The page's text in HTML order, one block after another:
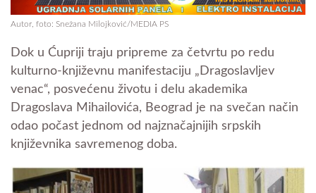
Autor, foto: Snežana Milojković/MEDIA PS
Dok u Ćupriji traju pripreme za četvrtu po redu
kulturno-književnu manifestaciju „Dragoslavljev
venac“, posvećenu životu i delu akademika
Dragoslava Mihailovića, Beograd je na svečan način
odao počast jednom od najznačajnijih srpskih
književnika savremenog doba.